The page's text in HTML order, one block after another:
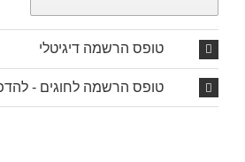
טופס הרשמה דיגיטלי
טופס הרשמה לחוגים -